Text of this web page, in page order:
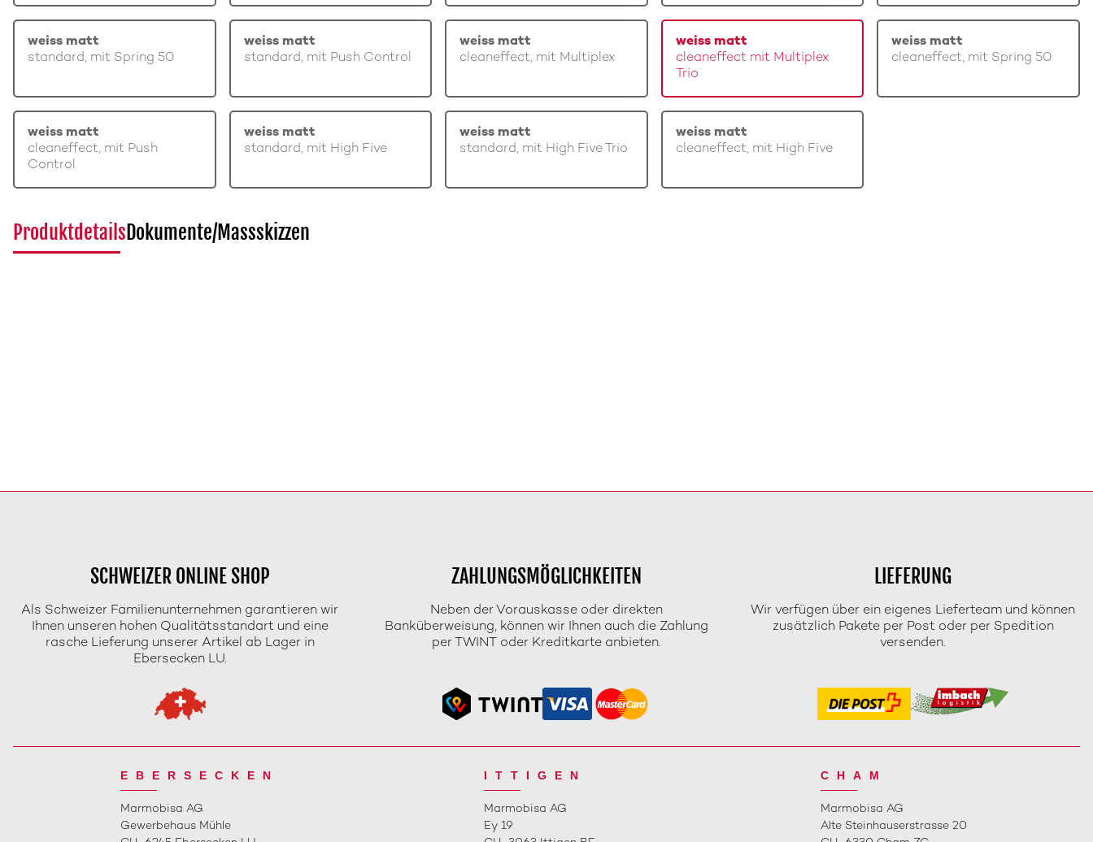
weiss matt
standard, mit Spring 50
weiss matt
standard, mit Push Control
weiss matt
cleaneffect, mit Multiplex
weiss matt
cleaneffect mit Multiplex
Trio
weiss matt
cleaneffect, mit Spring 50
weiss matt
cleaneffect, mit Push
Control
weiss matt
standard, mit High Five
weiss matt
standard, mit High Five Trio
weiss matt
cleaneffect, mit High Five
ProduktdetailsDokumente/Massskizzen
SCHWEIZER ONLINE SHOP
Als Schweizer Familienunternehmen garantieren wir
Ihnen unseren hohen Qualitätsstandart und eine
rasche Lieferung unserer Artikel ab Lager in
Ebersecken LU.
ZAHLUNGSMÖGLICHKEITEN
Neben der Vorauskasse oder direkten
Banküberweisung, können wir Ihnen auch die Zahlung
per TWINT oder Kreditkarte anbieten.
LIEFERUNG
Wir verfügen über ein eigenes Lieferteam und können
zusätzlich Pakete per Post oder per Spedition
versenden.
EBERSECKEN
Marmobisa AG
Gewerbehaus Mühle
ITTIGEN
Marmobisa AG
Ey 19
CHAM
Marmobisa AG
Alte Steinhauserstrasse 20